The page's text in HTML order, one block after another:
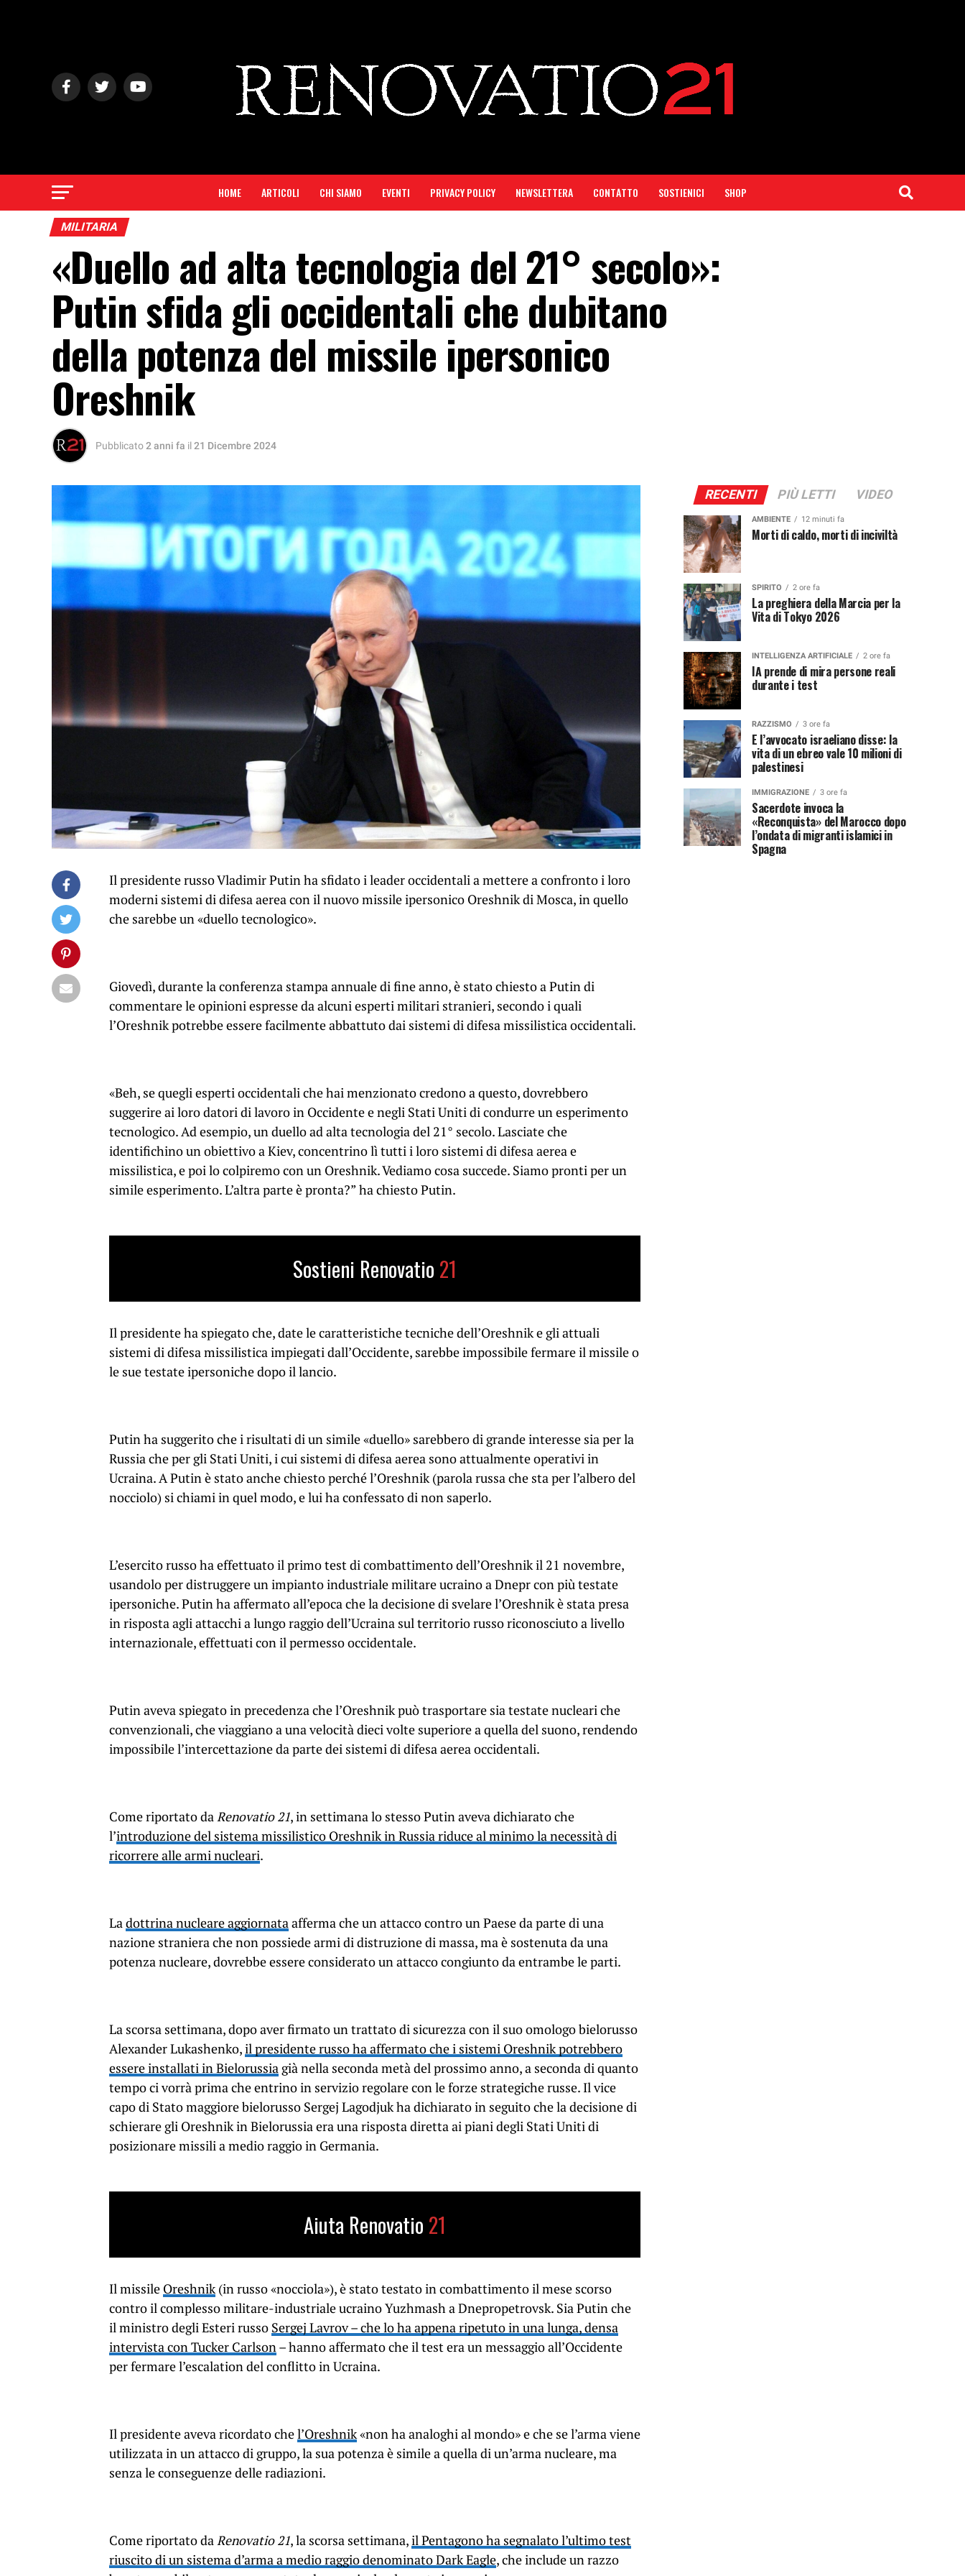
HOME ARTICOLI CHI SIAMO EVENTI PRIVACY POLICY NEWSLETTERA CONTATTO SOSTIENICI SHOP
MILITARIA
«Duello ad alta tecnologia del 21° secolo»:
Putin sfida gli occidentali che dubitano
della potenza del missile ipersonico
Oreshnik
Pubblicato2 anni fa il21 Dicembre 2024
Il presidente russo Vladimir Putin ha sfidato i leader occidentali a mettere a confronto i loro
moderni sistemi di difesa aerea con il nuovo missile ipersonico Oreshnik di Mosca, in quello
che sarebbe un «duello tecnologico».
Giovedì, durante la conferenza stampa annuale di fine anno, è stato chiesto a Putin di
commentare le opinioni espresse da alcuni esperti militari stranieri, secondo i quali
l’Oreshnik potrebbe essere facilmente abbattuto dai sistemi di difesa missilistica occidentali.
«Beh, se quegli esperti occidentali che hai menzionato credono a questo, dovrebbero
suggerire ai loro datori di lavoro in Occidente e negli Stati Uniti di condurre un esperimento
tecnologico. Ad esempio, un duello ad alta tecnologia del 21° secolo. Lasciate che
identifichino un obiettivo a Kiev, concentrino lì tutti i loro sistemi di difesa aerea e
missilistica, e poi lo colpiremo con un Oreshnik. Vediamo cosa succede. Siamo pronti per un
simile esperimento. L’altra parte è pronta?” ha chiesto Putin.
Sostieni Renovatio 21
Il presidente ha spiegato che, date le caratteristiche tecniche dell’Oreshnik e gli attuali
sistemi di difesa missilistica impiegati dall’Occidente, sarebbe impossibile fermare il missile o
le sue testate ipersoniche dopo il lancio.
Putin ha suggerito che i risultati di un simile «duello» sarebbero di grande interesse sia per la
Russia che per gli Stati Uniti, i cui sistemi di difesa aerea sono attualmente operativi in ​​
Ucraina. A Putin è stato anche chiesto perché l’Oreshnik (parola russa che sta per l’albero del
nocciolo) si chiami in quel modo, e lui ha confessato di non saperlo.
L’esercito russo ha effettuato il primo test di combattimento dell’Oreshnik il 21 novembre,
usandolo per distruggere un impianto industriale militare ucraino a Dnepr con più testate
ipersoniche. Putin ha affermato all’epoca che la decisione di svelare l’Oreshnik è stata presa
in risposta agli attacchi a lungo raggio dell’Ucraina sul territorio russo riconosciuto a livello
internazionale, effettuati con il permesso occidentale.
Putin aveva spiegato in precedenza che l’Oreshnik può trasportare sia testate nucleari che
convenzionali, che viaggiano a una velocità dieci volte superiore a quella del suono, rendendo
impossibile l’intercettazione da parte dei sistemi di difesa aerea occidentali.
Come riportato daRenovatio 21, in settimana lo stesso Putin aveva dichiarato che
l’introduzione del sistema missilistico Oreshnik in Russia riduce al minimo la necessità di
ricorrere alle armi nucleari.
Ladottrina nucleare aggiornataafferma che un attacco contro un Paese da parte di una
nazione straniera che non possiede armi di distruzione di massa, ma è sostenuta da una
potenza nucleare, dovrebbe essere considerato un attacco congiunto da entrambe le parti.
La scorsa settimana, dopo aver firmato un trattato di sicurezza con il suo omologo bielorusso
Alexander Lukashenko,il presidente russo ha affermato che i sistemi Oreshnik potrebbero
essere installati in Bielorussia già nella seconda metà del prossimo anno, a seconda di quanto
tempo ci vorrà prima che entrino in servizio regolare con le forze strategiche russe. Il vice
capo di Stato maggiore bielorusso Sergej Lagodjuk ha dichiarato in seguito che la decisione di
schierare gli Oreshnik in Bielorussia era una risposta diretta ai piani degli Stati Uniti di
posizionare missili a medio raggio in Germania.
Aiuta Renovatio 21
Il missile Oreshnik(in russo «nocciola»), è stato testato in combattimento il mese scorso
contro il complesso militare-industriale ucraino Yuzhmash a Dnepropetrovsk. Sia Putin che
il ministro degli Esteri russo Sergej Lavrov – che lo ha appena ripetuto in una lunga, densa
intervista con Tucker Carlson– hanno affermato che il test era un messaggio all’Occidente
per fermare l’escalation del conflitto in Ucraina.
Il presidente aveva ricordato chel’Oreshnik«non ha analoghi al mondo» e che se l’arma viene
utilizzata in un attacco di gruppo, la sua potenza è simile a quella di un’arma nucleare, ma
senza le conseguenze delle radiazioni.
Come riportato daRenovatio 21, la scorsa settimana,il Pentagono ha segnalato l’ultimo test
riuscito di un sistema d’arma a medio raggio denominato Dark Eagle, che include un razzo
RECENTI PIÙ LETTI VIDEO
AMBIENTE 12 minuti fa
Morti di caldo, morti di inciviltà
SPIRITO 2 ore fa
La preghiera della Marcia per la
Vita di Tokyo 2026
INTELLIGENZA ARTIFICIALE 2 ore fa
IA prende di mira persone reali
durante i test
RAZZISMO 3 ore fa
E l’avvocato israeliano disse: la
vita di un ebreo vale 10 milioni di
palestinesi
IMMIGRAZIONE 3 ore fa
Sacerdote invoca la
«Reconquista» del Marocco dopo
l’ondata di migranti islamici in
Spagna